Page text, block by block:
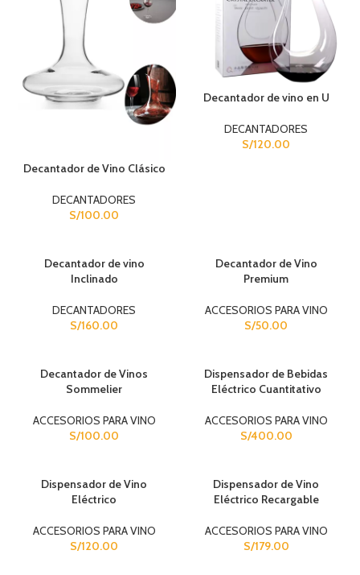
Decantador de Vino Clásico
DECANTADORES
S/100.00
Decantador de vino en U
DECANTADORES
S/120.00
Decantador de vino
Inclinado
DECANTADORES
S/160.00
Decantador de Vino
Premium
ACCESORIOS PARA VINO
S/50.00
Decantador de Vinos
Sommelier
ACCESORIOS PARA VINO
S/100.00
Dispensador de Bebidas
Eléctrico Cuantitativo
ACCESORIOS PARA VINO
S/400.00
Dispensador de Vino
Eléctrico
ACCESORIOS PARA VINO
S/120.00
Dispensador de Vino
Eléctrico Recargable
ACCESORIOS PARA VINO
S/179.00